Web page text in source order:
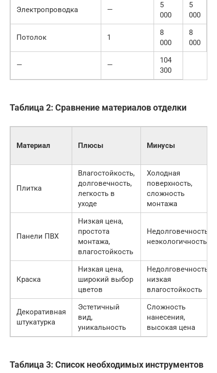
Электропроводка —
5
000
5
000
Потолок 1
8
000
8
000
— —
104
300
Таблица 2: Сравнение материалов отделки
Материал Плюсы Минусы
Плитка
Влагостойкость,
долговечность,
легкость в
уходе
Холодная
поверхность,
сложность
монтажа
Панели ПВХ
Низкая цена,
простота
монтажа,
влагостойкость
Недолговечность,
неэкологичность
Краска
Низкая цена,
широкий выбор
цветов
Недолговечность,
низкая
влагостойкость
Декоративная
штукатурка
Эстетичный
вид,
уникальность
Сложность
нанесения,
высокая цена
Таблица 3: Список необходимых инструментов